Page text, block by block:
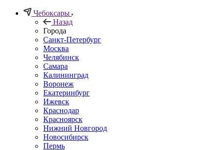
Чебоксары
Назад
Города
Санкт-Петербург
Москва
Челябинск
Самара
Калининград
Воронеж
Екатеринбург
Ижевск
Краснодар
Красноярск
Нижний Новгород
Новосибирск
Пермь